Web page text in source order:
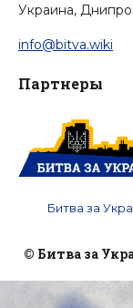
Украина, Днипро
info@bitva.wiki
Партнеры
Битва за
© Битва за